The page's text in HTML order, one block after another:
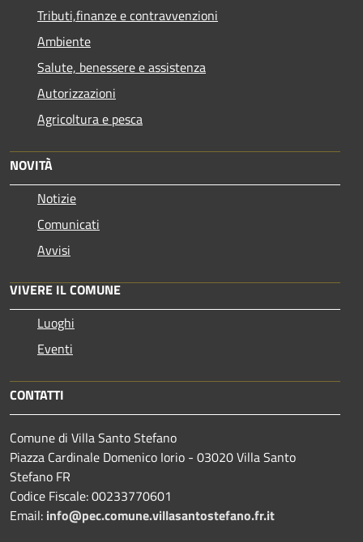
Tributi,finanze e contravvenzioni
Ambiente
Salute, benessere e assistenza
Autorizzazioni
Agricoltura e pesca
NOVITÀ
Notizie
Comunicati
Avvisi
VIVERE IL COMUNE
Luoghi
Eventi
CONTATTI
Comune di Villa Santo Stefano
Piazza Cardinale Domenico Iorio - 03020 Villa Santo
Stefano FR
Codice Fiscale: 00233770601
Email: info@pec.comune.villasantostefano.fr.it